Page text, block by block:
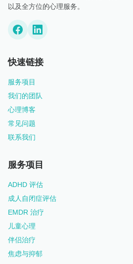
以及全方位的心理服务。
快速链接
服务项目
我们的团队
心理博客
常见问题
联系我们
服务项目
ADHD 评估
成人自闭症评估
EMDR 治疗
儿童心理
伴侣治疗
焦虑与抑郁